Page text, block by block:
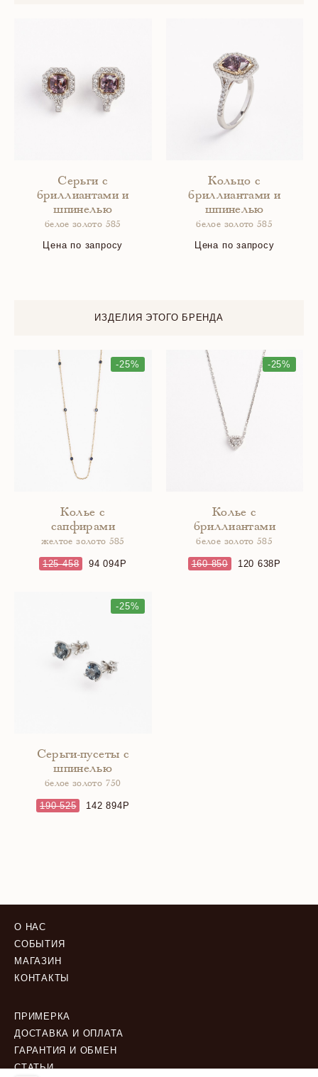
Серьги с
бриллиантами и
шпинелью
белое золото 585
Цена по запросу
Кольцо с
бриллиантами и
шпинелью
белое золото 585
Цена по запросу
ИЗДЕЛИЯ ЭТОГО БРЕНДА
-25%
Колье с
сапфирами
желтое золото 585
125 458 94 094
-25%
Колье с
бриллиантами
белое золото 585
160 850 120 638
-25%
Серьги-пусеты с
шпинелью
белое золото 750
190 525 142 894
О НАС
СОБЫТИЯ
МАГАЗИН
КОНТАКТЫ
ПРИМЕРКА
ДОСТАВКА И ОПЛАТА
ГАРАНТИЯ И ОБМЕН
СТАТЬИ